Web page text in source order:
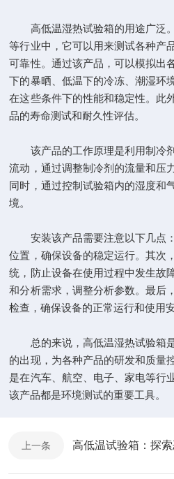
高低温湿热试验箱的用途广泛
等行业中，它可以用来测试各种产
可靠性。通过该产品，可以模拟出
下的暴晒、低温下的冷冻、潮湿环
在这些条件下的性能和稳定性。此
品的寿命测试和耐久性评估。
该产品的工作原理是利用制冷
流动，通过调整制冷剂的流量和压
同时，通过控制试验箱内的湿度和
境。
安装该产品需要注意以下几点
位置，确保设备的稳定运行。其次
统，防止设备在使用过程中发生故
和分析需求，调整分析参数。最后
检查，确保设备的正常运行和使用安
总的来说，高低温湿热试验箱
的出现，为各种产品的研发和质量
是在汽车、航空、电子、家电等行
该产品都是环境测试的重要工具。
上一条 高低温试验箱：探